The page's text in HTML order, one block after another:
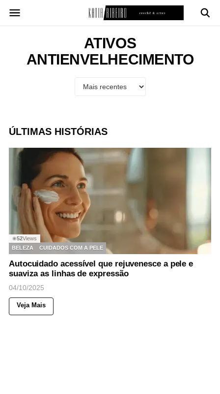
para
ATIVOS
ANTIENVELHECIMENTO
ÚLTIMAS HISTÓRIAS
◉52Views
BELEZA
CUIDADOS COM A PELE
Autocuidado acessível que rejuvenesce a pele e
suaviza as linhas de expressão
04/10/2025
Veja Mais